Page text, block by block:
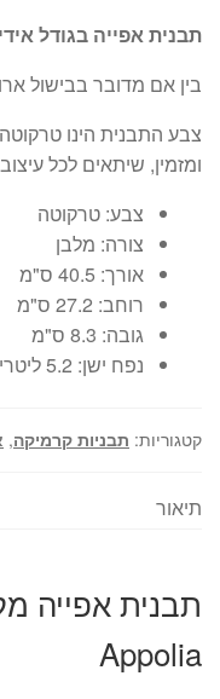
היה:
₪399.
הוא:
תבנית אפייה בגודל
בין אם מדובר בבישול
צבע התבנית הינו
ומזמין, שיתאים לכל
צבע: טרקוטה
צורה: מלבן
אורך: 40.5 ס"מ
רוחב: 27.2 ס"מ
גובה: 8.3 ס"מ
נפח ישן: 5.2 ליטרים
קטגוריות: תבניות קרמיקה,
תיאור
Appolia